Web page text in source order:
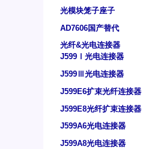
光模块笼子座子
AD7606国产替代
光纤&光电连接器
J599Ⅰ光电连接器
J599Ⅲ光电连接器
J599E6扩束光纤连接器
J599E8光纤扩束连接器
J599A6光电连接器
J599A8光电连接器